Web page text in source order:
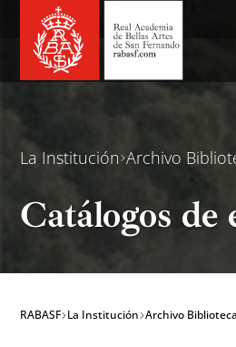
contenido
La Institución Archivo
Catálogos de
RABASF La Institución Archivo Biblioteca